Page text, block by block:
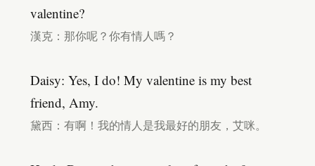
valentine?
漢克：那你呢？你有情人嗎？
Daisy: Yes, I do! My valentine is my best
friend, Amy.
黛西：有啊！我的情人是我最好的朋友，艾咪。